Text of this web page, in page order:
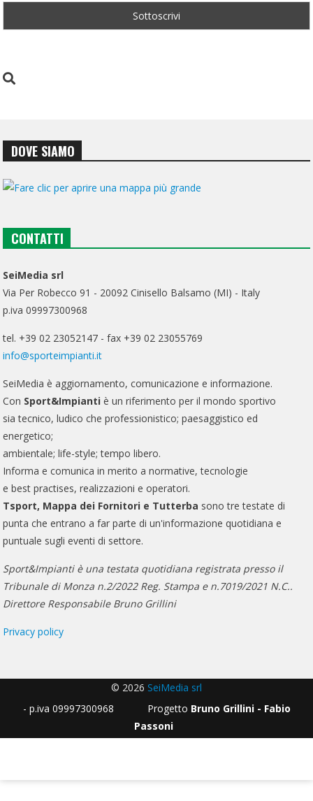
DOVE SIAMO
CONTATTI
SeiMedia srl
Via Per Robecco 91 - 20092 Cinisello Balsamo (MI) - Italy
p.iva 09997300968
tel. +39 02 23052147 - fax +39 02 23055769
info@sporteimpianti.it
SeiMedia è aggiornamento, comunicazione e informazione.
Con Sport&Impianti è un riferimento per il mondo sportivo
sia tecnico, ludico che professionistico; paesaggistico ed
energetico;
ambientale; life-style; tempo libero.
Informa e comunica in merito a normative, tecnologie
e best practises, realizzazioni e operatori.
Tsport, Mappa dei Fornitori e Tutterba sono tre testate di
punta che entrano a far parte di un'informazione quotidiana e
puntuale sugli eventi di settore.
Sport&Impianti è una testata quotidiana registrata presso il
Tribunale di Monza n.2/2022 Reg. Stampa e n.7019/2021 N.C..
Direttore Responsabile Bruno Grillini
Privacy policy
© 2026 SeiMedia srl
- p.iva 09997300968 Progetto Bruno Grillini - Fabio
Passoni